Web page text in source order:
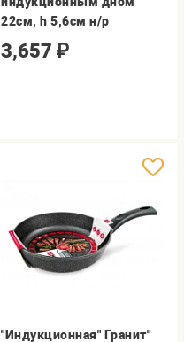
22см, h 5,6см н/р
3,657 ₽
"Индукционная" Гранит"